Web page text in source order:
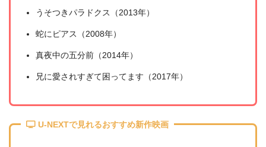
うそつきパラドクス（2013年）
蛇にピアス（2008年）
真夜中の五分前（2014年）
兄に愛されすぎて困ってます（2017年）
U-NEXTで見れるおすすめ新作映画